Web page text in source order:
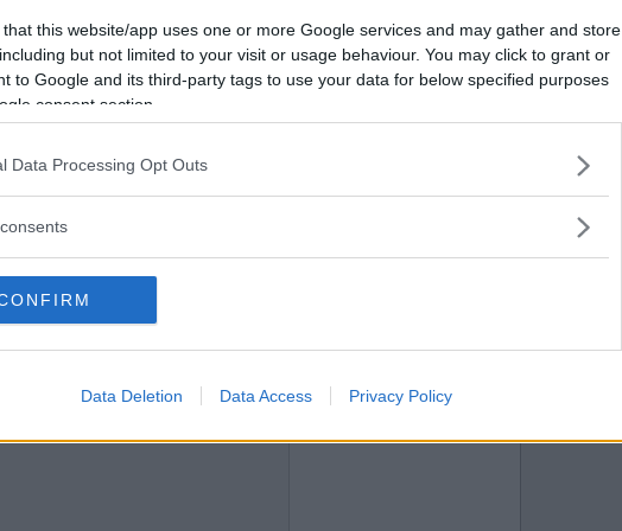
that this website/app uses one or more Google services and may gather and store
but not limited to your visit or usage behaviour. You may click to grant or
to Google and its third-party tags to use your data for below specified purposes
consent section.
Data Processing Opt Outs
Data Deletion Data Access Privacy Policy
Vill du bli
medlem?